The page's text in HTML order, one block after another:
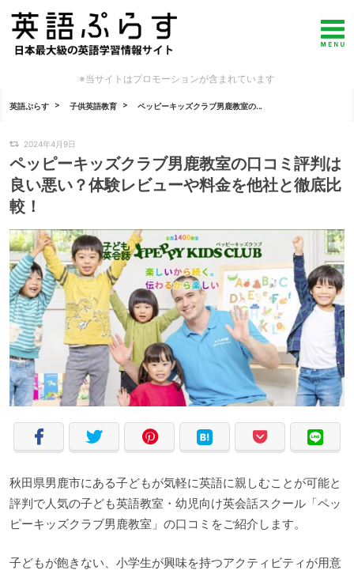
※当サイトはプロモーションが含まれています
英語ぷらす 子供英語教育 ペッピーキッズクラブ男鹿教室の...
2024年4月9日
ペッピーキッズクラブ男鹿教室の口コミ評判は
良い悪い？体験レビューや料金を他社と徹底比
較！
秋田県男鹿市にある子どもが気軽に英語に親しむことが可能と
評判で人気の子ども英語教室・幼児向け英会話スクール「ペッ
ピーキッズクラブ男鹿教室」の口コミをご紹介します。
子どもが飽きない、小学生が興味を持つアクティビティが用意